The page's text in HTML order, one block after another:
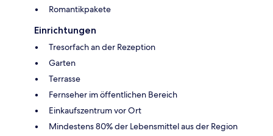
Romantikpakete
Einrichtungen
Tresorfach an der Rezeption
Garten
Terrasse
Fernseher im öffentlichen Bereich
Einkaufszentrum vor Ort
Mindestens 80% der Lebensmittel aus der Region